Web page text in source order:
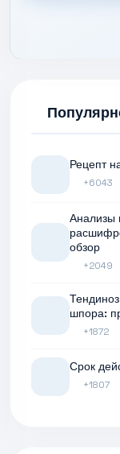
Рецепт
+6043
Анализы
обзор
+2049
шпора:
+1872
Срок
+1807